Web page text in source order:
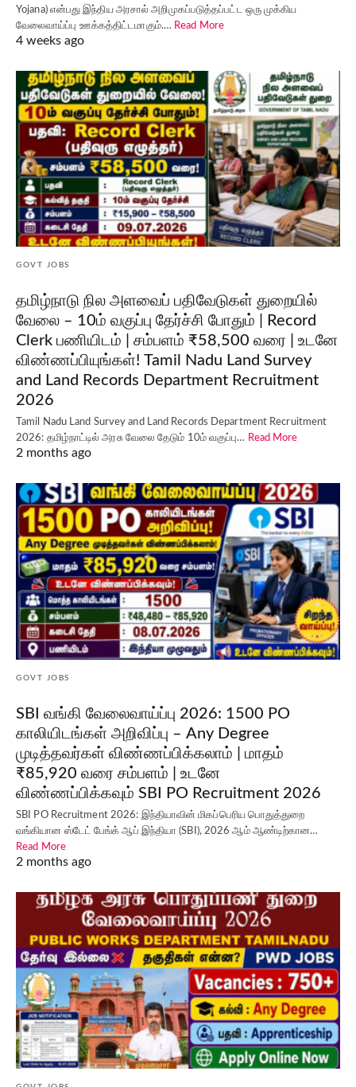
Yojana) என்பது இந்திய அரசால் அறிமுகப்படுத்தப்பட்ட ஒரு முக்கிய
வேலைவாய்ப்பு ஊக்கத்திட்டமாகும்.… Read More
4 weeks ago
GOVT JOBS
தமிழ்நாடு நில அளவைப் பதிவேடுகள் துறையில்
வேலை – 10ம் வகுப்பு தேர்ச்சி போதும் | Record
Clerk பணியிடம் | சம்பளம் ₹58,500 வரை | உடனே
விண்ணப்பியுங்கள்! Tamil Nadu Land Survey
and Land Records Department Recruitment
2026
Tamil Nadu Land Survey and Land Records Department Recruitment
2026: தமிழ்நாட்டில் அரசு வேலை தேடும் 10ம் வகுப்பு… Read More
2 months ago
GOVT JOBS
SBI வங்கி வேலைவாய்ப்பு 2026: 1500 PO
காலியிடங்கள் அறிவிப்பு – Any Degree
முடித்தவர்கள் விண்ணப்பிக்கலாம் | மாதம்
₹85,920 வரை சம்பளம் | உடனே
விண்ணப்பிக்கவும் SBI PO Recruitment 2026
SBI PO Recruitment 2026: இந்தியாவின் மிகப்பெரிய பொதுத்துறை
வங்கியான ஸ்டேட் பேங்க் ஆப் இந்தியா (SBI), 2026 ஆம் ஆண்டிற்கான…
Read More
2 months ago